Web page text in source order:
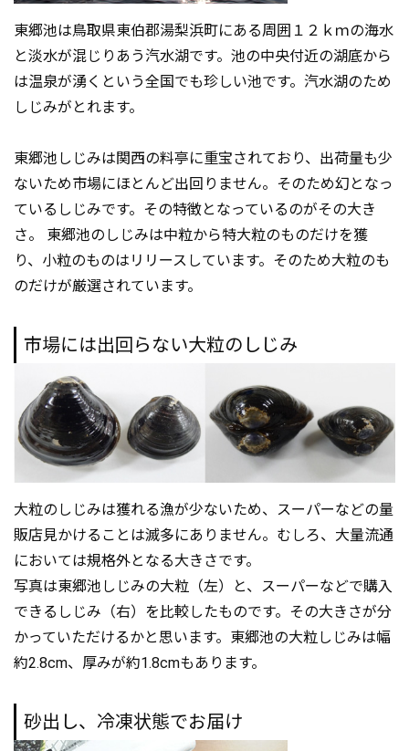
東郷池は鳥取県東伯郡湯梨浜町にある周囲１２ｋｍの海水
と淡水が混じりあう汽水湖です。池の中央付近の湖底から
は温泉が湧くという全国でも珍しい池です。汽水湖のため
しじみがとれます。
東郷池しじみは関西の料亭に重宝されており、出荷量も少
ないため市場にほとんど出回りません。そのため幻となっ
ているしじみです。その特徴となっているのがその大き
さ。 東郷池のしじみは中粒から特大粒のものだけを獲
り、小粒のものはリリースしています。そのため大粒のも
のだけが厳選されています。
市場には出回らない大粒のしじみ
大粒のしじみは獲れる漁が少ないため、スーパーなどの量
販店見かけることは滅多にありません。むしろ、大量流通
においては規格外となる大きさです。
写真は東郷池しじみの大粒（左）と、スーパーなどで購入
できるしじみ（右）を比較したものです。その大きさが分
かっていただけるかと思います。東郷池の大粒しじみは幅
約2.8cm、厚みが約1.8cmもあります。
砂出し、冷凍状態でお届け